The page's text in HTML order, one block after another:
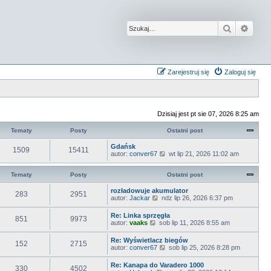
Szukaj
Zaloguj się
Zarejestruj się
Dzisiaj jest pt sie 07, 2026 8:25 am
Tematy Posty Ostatni post
1509 15411
Gdańsk
autor: conver67
W
ś
w
i
e
t
a
j
n
o
w
y
wt lip 21, 2026 11:02 am
Tematy Posty Ostatni post
283 2951
rozładowuje akumulator
autor: Jackar
W
w
i
e
t
l
n
a
ndz lip 26, 2026 6:37 pm
851 9973
Re: Linka sprzęgła
autor: vaaks
W
w
e
t
sob lip 11, 2026 8:55 am
152 2715
Re: Wyświetlacz biegów
autor: conver67
W
w
sob lip 25, 2026 8:28 pm
330 4502
Re: Kanapa do Varadero 1000